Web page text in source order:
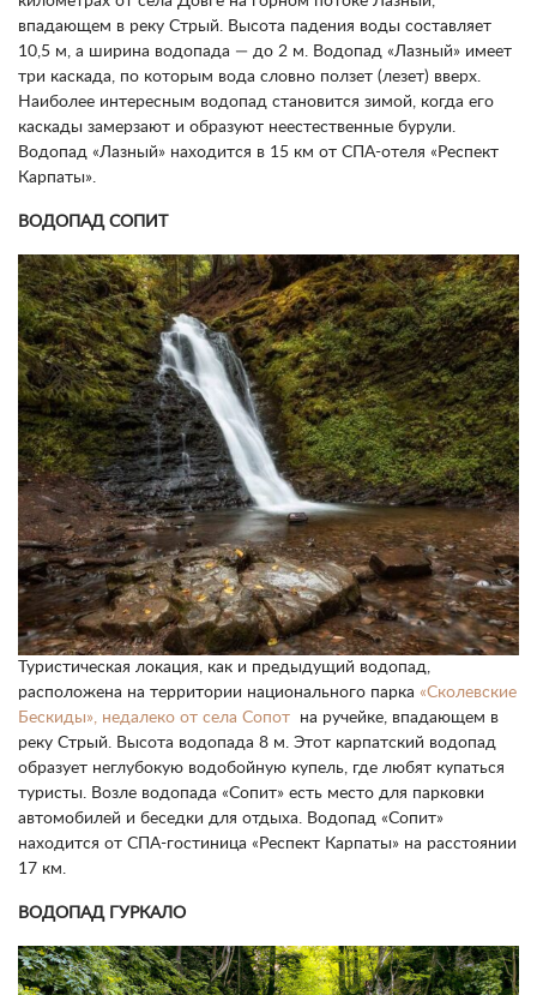
впадающем в реку Стрый. Высота падения воды составляет
10,5 м, а ширина водопада — до 2 м. Водопад «Лазный» имеет
три каскада, по которым вода словно ползет (лезет) вверх.
Наиболее интересным водопад становится зимой, когда его
каскады замерзают и образуют неестественные бурули.
Водопад «Лазный» находится в 15 км от СПА-отеля «Респект
Карпаты».
ВОДОПАД СОПИТ
Туристическая локация, как и предыдущий водопад,
расположена на территории национального парка «Сколевские
Бескиды», недалеко от села Сопот
на ручейке, впадающем в
реку Стрый. Высота водопада 8 м. Этот карпатский водопад
образует неглубокую водобойную купель, где любят купаться
туристы. Возле водопада «Сопит» есть место для парковки
автомобилей и беседки для отдыха. Водопад «Сопит»
находится от СПА-гостиница «Респект Карпаты» на расстоянии
17 км.
ВОДОПАД ГУРКАЛО